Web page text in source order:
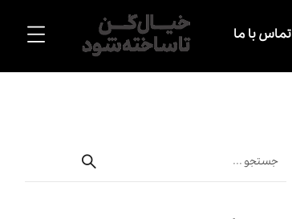
تماس با ما